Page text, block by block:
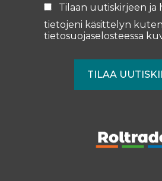
Tilaan uutiskirjeen ja
tietojeni käsittelyn kuten
tietosuojaselosteessa